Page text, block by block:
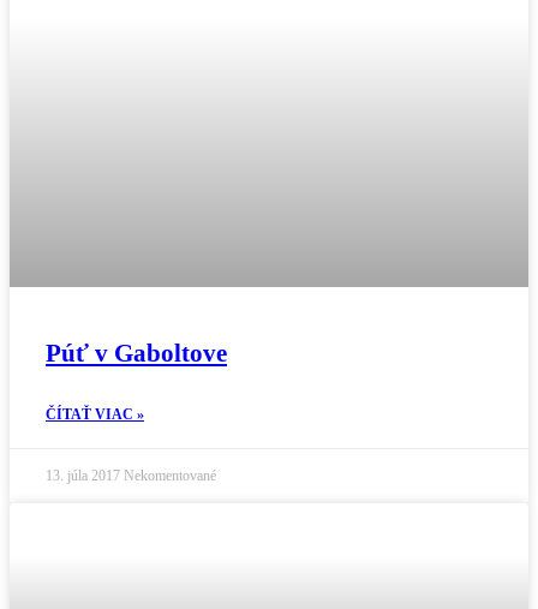
Púť v Gaboltove
ČÍTAŤ VIAC »
13. júla 2017 Nekomentované